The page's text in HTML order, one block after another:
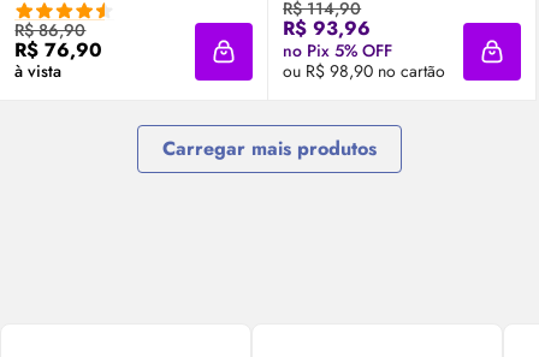
R$ 86,90
R$ 76,90
à vista Adicionar à sacola
R$ 114,90
R$ 93,96
no Pix 5% OFF
ou R$ 98,90 no cartão
Carregar mais produtos